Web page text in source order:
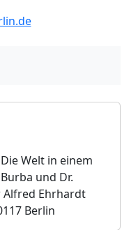
Welt in einem
und Dr.
Alfred Ehrhardt
Berlin